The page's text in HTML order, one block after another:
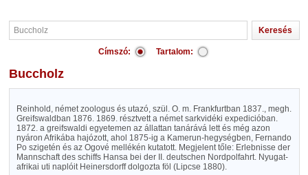
Címszó: Tartalom:
Buccholz
Reinhold, német zoologus és utazó, szül. O. m. Frankfurtban 1837., megh.
Greifswaldban 1876. 1869. résztvett a német sarkvidéki expedicióban.
1872. a greifswaldi egyetemen az állattan tanárává lett és még azon
nyáron Afrikába hajózott, ahol 1875-ig a Kamerun-hegységben, Fernando
Po szigetén és az Ogové mellékén kutatott. Megjelent tőle: Erlebnisse der
Mannschaft des schiffs Hansa bei der II. deutschen Nordpolfahrt. Nyugat-
afrikai uti naplóit Heinersdorff dolgozta föl (Lipcse 1880).